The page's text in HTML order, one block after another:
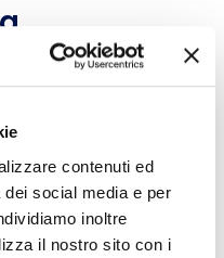
contenuti ed
social media e per
inoltre
il nostro sito con i
Filtro
Pulisci
Data
pubblicazione
05 Novembre